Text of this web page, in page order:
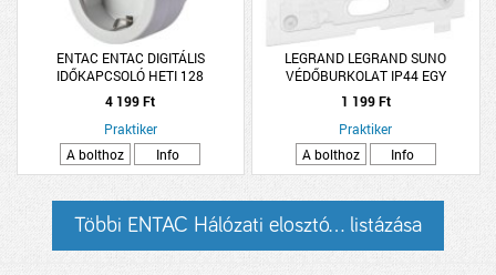
ENTAC ENTAC DIGITÁLIS
IDŐKAPCSOLÓ HETI 128
PROGRAM/HÉT 3680W 230V 16A
5,8X9,7X4,4CM FEHÉR
4 199 Ft
Praktiker
A bolthoz
Info
LEGRAND LEGRAND SUNO
VÉDŐBURKOLAT IP44 EGY
BILLENTYŰS KAPCSOLÓKHOZ
ÁTLÁTSZÓ
1 199 Ft
Praktiker
A bolthoz
Info
Többi ENTAC Hálózati elosztó... listázása